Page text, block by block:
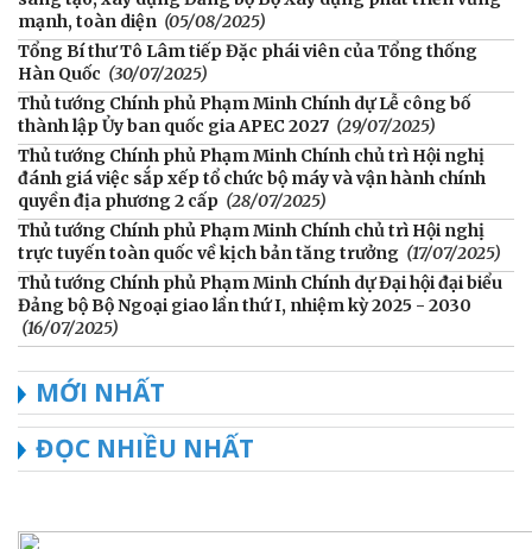
mạnh, toàn diện (05/08/2025)
Tổng Bí thư Tô Lâm tiếp Đặc phái viên của Tổng thống
Hàn Quốc (30/07/2025)
Thủ tướng Chính phủ Phạm Minh Chính dự Lễ công bố
thành lập Ủy ban quốc gia APEC 2027 (29/07/2025)
Thủ tướng Chính phủ Phạm Minh Chính chủ trì Hội nghị
đánh giá việc sắp xếp tổ chức bộ máy và vận hành chính
quyền địa phương 2 cấp (28/07/2025)
Thủ tướng Chính phủ Phạm Minh Chính chủ trì Hội nghị
trực tuyến toàn quốc về kịch bản tăng trưởng (17/07/2025)
Thủ tướng Chính phủ Phạm Minh Chính dự Đại hội đại biểu
Đảng bộ Bộ Ngoại giao lần thứ I, nhiệm kỳ 2025 - 2030
(16/07/2025)
MỚI NHẤT
ĐỌC NHIỀU NHẤT